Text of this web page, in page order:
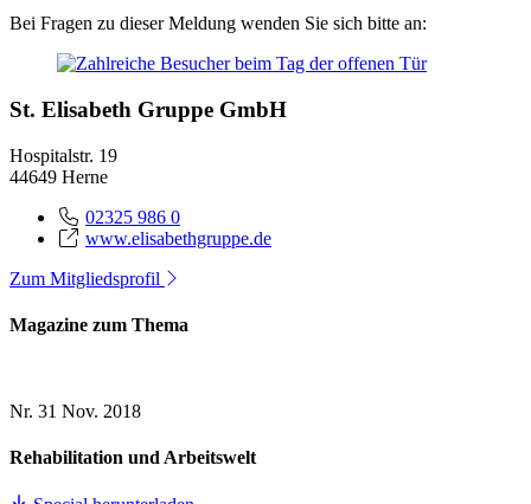
Bei Fragen zu dieser Meldung wenden Sie sich bitte an:
St. Elisabeth Gruppe GmbH
Hospitalstr. 19
44649 Herne
02325 986 0
www.elisabethgruppe.de
Zum Mitgliedsprofil
Magazine zum Thema
Nr. 31 Nov. 2018
Rehabilitation und Arbeitswelt